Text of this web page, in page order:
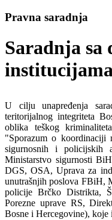
Pravna saradnja
Saradnja sa
U cilju unapređenja
teritorijalnog integriteta
oblika teškog
"Sporazum o koordinaciji
sigurnosnih i policijskih
Ministarstvo sigurnosti
DGS, OSA, Uprava za
unutrašnjih poslova FBiH,
policije Brčko Distrikta,
Porezne uprave RS,
Bosne i Hercegovine), koje